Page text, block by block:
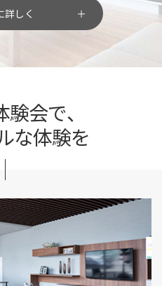
詳しく
会で、
な体験を